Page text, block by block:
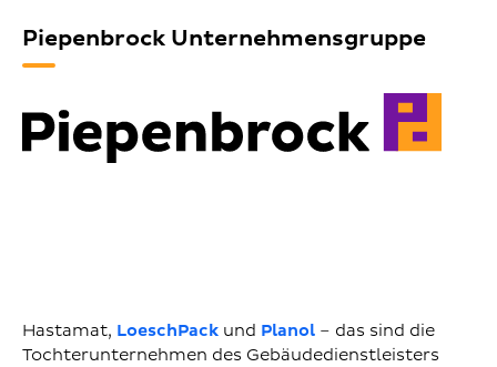
Piepenbrock Unternehmensgruppe
Hastamat, LoeschPack und Planol – das sind die
Tochterunternehmen des Gebäudedienstleisters